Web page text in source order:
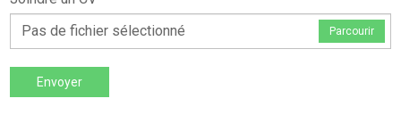
Pas de fichier sélectionné
Parcourir
Envoyer